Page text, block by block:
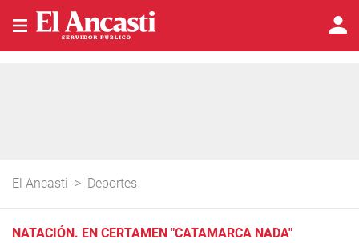
El Ancasti > Deportes
NATACIÓN. EN CERTAMEN "CATAMARCA NADA"